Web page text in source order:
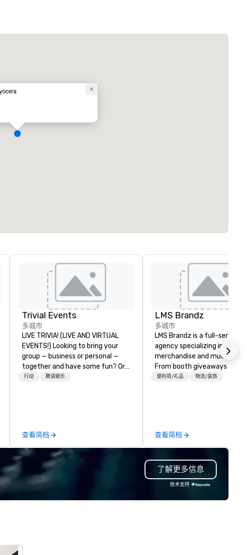
Trivial Events
多城市
LIVE TRIVIA! (LIVE AND VIRTUAL
EVENTS!) Looking to bring your
group — business or personal —
together and have some fun? Or
maybe there’s a special occasion
choose Trivial Events? • Our trivia
content specifically encourages
teamwork and interactions. •.
Special video questions and other
creative elements elevate our
(Check out the promo videos for
行动 聘请娱乐
查看简档
LMS Brandz
多城市
LMS Brandz is a full-service
agency specializing in trade
merchandise and much more.
From booth giveaways and
branded apparel to executive
choose from, our 20+ years
industry experience and
commitment to exceptional
customer service set us
deliver smart, reliable
designed to make the end-
experience seamless from
便利项/礼品 物流/装饰
查看简档
了解更多信息
技术支持